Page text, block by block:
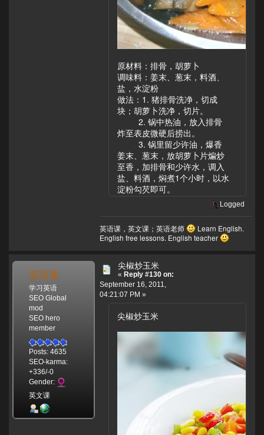
原材料：排骨，胡萝卜
调味料：姜末、葱末，料酒、
盐，水淀粉
做法：1. 猪排骨洗净，切成
块；胡萝卜洗净，切片。
2. 锅中热油，放入排骨
炸至表皮微硬后捞出。
3. 锅里留少许油，爆香
姜末、葱末，放胡萝卜片煸炒
至香，加排骨和少许水，调入
盐、料酒，焖煮1个小时，以水
淀粉勾芡即可。
Logged
英语课，英文课；英语老师
Learn English.
English free lessons. English teacher
英语课
学习英语
SEO Global
mod
SEO hero
member
Posts: 4635
SEO-karma:
+336/-0
Gender:
英文课
尖椒炒玉米
« Reply #130 on:
September 16, 2011,
04:21:07 PM »
尖椒炒玉米